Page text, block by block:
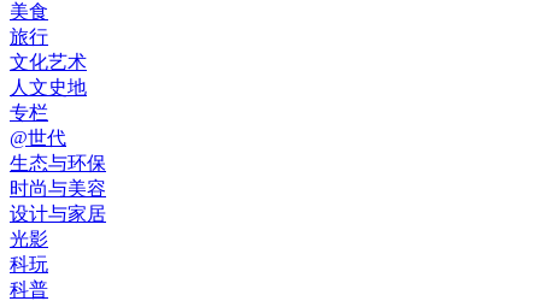
美食
旅行
文化艺术
人文史地
专栏
@世代
生态与环保
时尚与美容
设计与家居
光影
科玩
科普